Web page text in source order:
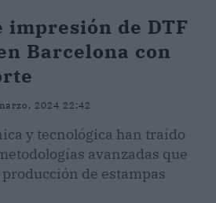
impresión de DTF
Barcelona con
2024 22:42
y tecnológica han traído
avanzadas que
de estampas